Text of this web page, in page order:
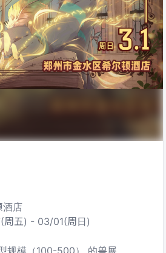
酒店
五) - 03/01(周日)
规模（100-500） 的兽展